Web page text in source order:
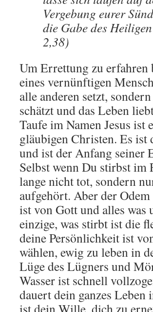
Vergebung eurer
die Gabe des
2,38)
Um Errettung zu erfahren
eines vernünftigen
alle anderen setzt,
schätzt und das Leben
Taufe im Namen Jesus ist
gläubigen Christen. Es ist
und ist der Anfang seiner
Selbst wenn Du stirbst im
lange nicht tot, sondern
aufgehört. Aber der
ist von Gott und alles was
einzige, was stirbt ist die
deine Persönlichkeit ist
wählen, ewig zu leben in
Lüge des Lügners und
Wasser ist schnell
dauert dein ganzes Leben
ist dein Wille, dich zu